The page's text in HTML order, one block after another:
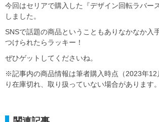
今回はセリアで購入した『デザイン回転ラバー
しました。
SNSで話題の商品ということもありなかなか入
つけられたらラッキー！
ぜひゲットしてくださいね。
※記事内の商品情報は筆者購入時点（2023年12
り在庫切れ、取り扱っていない場合があります。